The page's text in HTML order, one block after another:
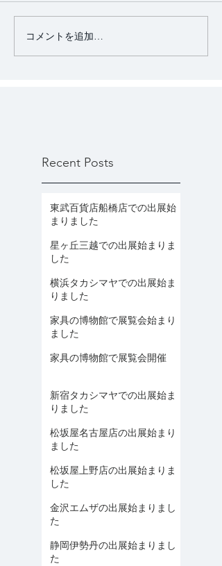
コメントを追加…
Recent Posts
東武百貨店船橋店での出展始
まりました
星ヶ丘三越での出展始まりま
した
横浜タカシマヤでの出展始ま
りました
家具の博物館で展覧会始まり
ました
家具の博物館で展覧会開催
新宿タカシマヤでの出展始ま
りました
松坂屋名古屋店の出展始まり
ました
松坂屋上野店の出展始まりま
した
金沢エムザの出展始まりまし
た
静岡伊勢丹の出展始まりまし
た